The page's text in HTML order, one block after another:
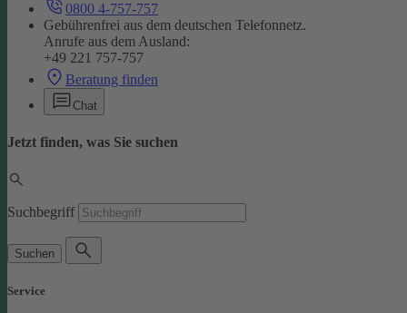
0800 4-757-757
Gebührenfrei aus dem deutschen Telefonnetz.
Anrufe aus dem Ausland:
+49 221 757-757
Beratung finden
Chat
Jetzt finden, was Sie suchen
Suchbegriff
Suchen
Service